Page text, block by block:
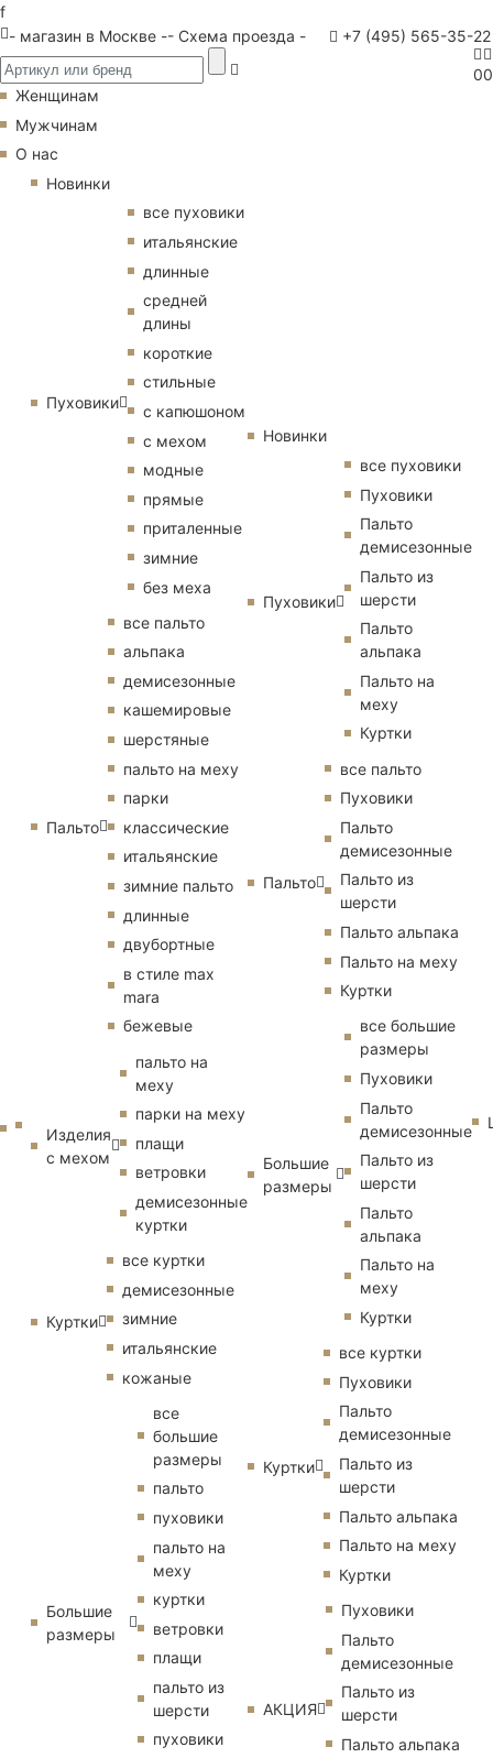
f
- магазин в Москве -- Схема проезда - +7 (495) 565-35-22
00
Женщинам
Мужчинам
О нас
Новинки
Пуховики
все пуховики
итальянские
длинные
средней
длины
короткие
стильные
с капюшоном
с мехом
модные
прямые
приталенные
зимние
без меха
Пальто
все пальто
альпака
демисезонные
кашемировые
шерстяные
пальто на меху
парки
классические
итальянские
зимние пальто
длинные
двубортные
в стиле max
mara
бежевые
Изделия
с мехом
пальто на
меху
парки на меху
плащи
ветровки
демисезонные
куртки
Куртки
все куртки
демисезонные
зимние
итальянские
кожаные
Большие
размеры
все
большие
размеры
пальто
пуховики
пальто на
меху
куртки
ветровки
плащи
пальто из
шерсти
пуховики
Новинки
Пуховики
все пуховики
Пуховики
Пальто
демисезонные
Пальто из
шерсти
Пальто
альпака
Пальто на
меху
Куртки
Пальто
все пальто
Пуховики
Пальто
демисезонные
Пальто из
шерсти
Пальто альпака
Пальто на меху
Куртки
Большие
размеры
все большие
размеры
Пуховики
Пальто
демисезонные
Пальто из
шерсти
Пальто
альпака
Пальто на
меху
Куртки
Куртки
все куртки
Пуховики
Пальто
демисезонные
Пальто из
шерсти
Пальто альпака
Пальто на меху
Куртки
АКЦИЯ
Пуховики
Пальто
демисезонные
Пальто из
шерсти
Пальто альпака